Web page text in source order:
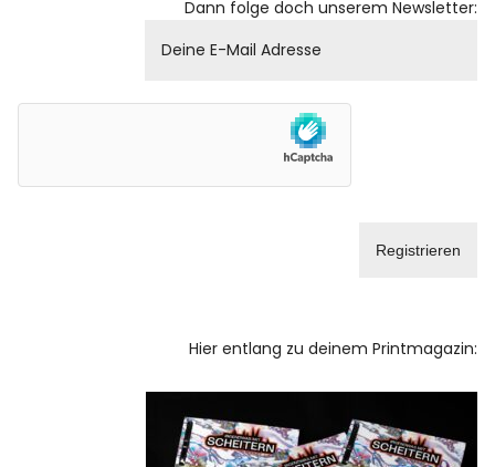
Dann folge doch unserem Newsletter:
Hier entlang zu deinem Printmagazin: